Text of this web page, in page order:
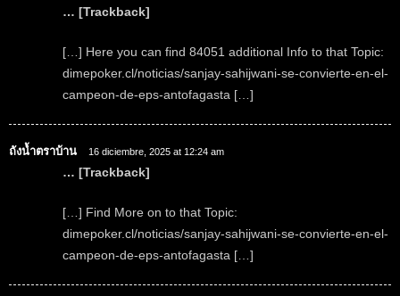
… [Trackback]
[…] Here you can find 84051 additional Info to that Topic:
dimepoker.cl/noticias/sanjay-sahijwani-se-convierte-en-el-
campeon-de-eps-antofagasta […]
ถังน้ำตราบ้าน 16 diciembre, 2025 at 12:24 am
… [Trackback]
[…] Find More on to that Topic:
dimepoker.cl/noticias/sanjay-sahijwani-se-convierte-en-el-
campeon-de-eps-antofagasta […]